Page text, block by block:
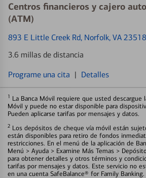
Centros financieros y cajero
(ATM)
893 E Little Creek Rd, Norfolk, VA 23518
3.6 millas de distancia
Programe una cita | Detalles
1 La Banca Móvil requiere que usted descargue
Móvil y puede no estar disponible para
Pueden aplicarse tarifas por mensajes y datos.
2 Los depósitos de cheque vía móvil están
están disponibles para retiro de fondos
restricciones. En el menú de la aplicación de
Menú > Ayuda > Examine Más Temas >
para obtener detalles y otros términos y
tarifas por mensajes y datos. Este servicio no
en una cuenta SafeBalance® for Family Banking.